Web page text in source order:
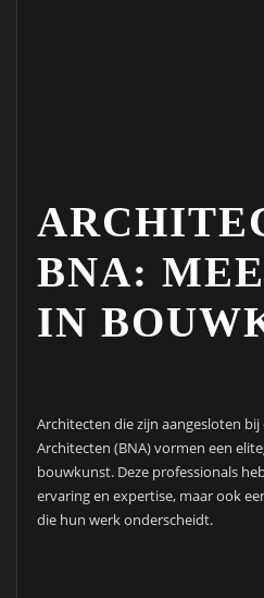
BNA:
IN
Architecten die zijn aangesloten
Architecten (BNA) vormen een
bouwkunst. Deze professionals
ervaring en expertise, maar ook
die hun werk onderscheidt.